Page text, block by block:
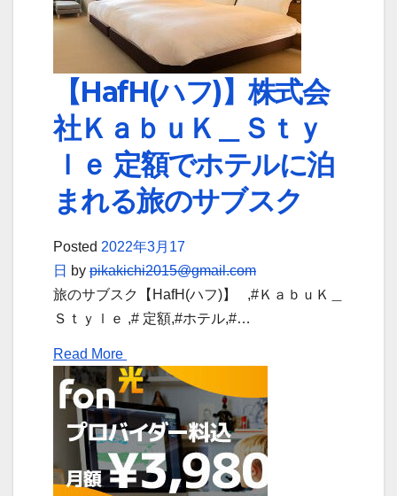
【HafH(ハフ)】株式会
社ＫａｂｕＫ＿Ｓｔｙ
ｌｅ 定額でホテルに泊
まれる旅のサブスク
Posted 2022年3月17
日 by pikakichi2015@gmail.com
旅のサブスク【HafH(ハフ)】 ,#ＫａｂｕＫ＿
Ｓｔｙｌｅ ,# 定額,#ホテル,#…
Read More